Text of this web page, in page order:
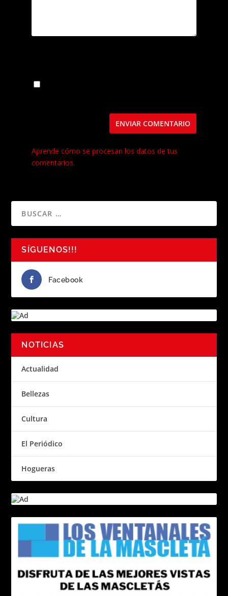
Aprende cómo se procesan los datos de tus
comentarios.
SÍGUENOS!!!
Facebook
NOTICIAS
Actualidad
Bellezas
Cultura
El Periódico
Hogueras